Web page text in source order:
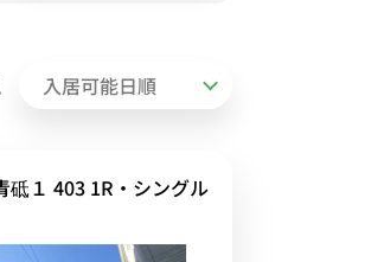
砥１ 403 1R・シングル